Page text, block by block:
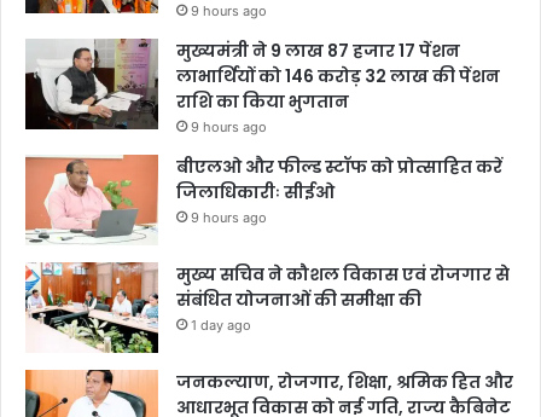
9 hours ago
मुख्यमंत्री ने 9 लाख 87 हजार 17 पेंशन
लाभार्थियों को 146 करोड़ 32 लाख की पेंशन
राशि का किया भुगतान
9 hours ago
बीएलओ और फील्ड स्टॉफ को प्रोत्साहित करें
जिलाधिकारीः सीईओ
9 hours ago
मुख्य सचिव ने कौशल विकास एवं रोजगार से
संबंधित योजनाओं की समीक्षा की
1 day ago
जनकल्याण, रोजगार, शिक्षा, श्रमिक हित और
आधारभूत विकास को नई गति, राज्य कैबिनेट